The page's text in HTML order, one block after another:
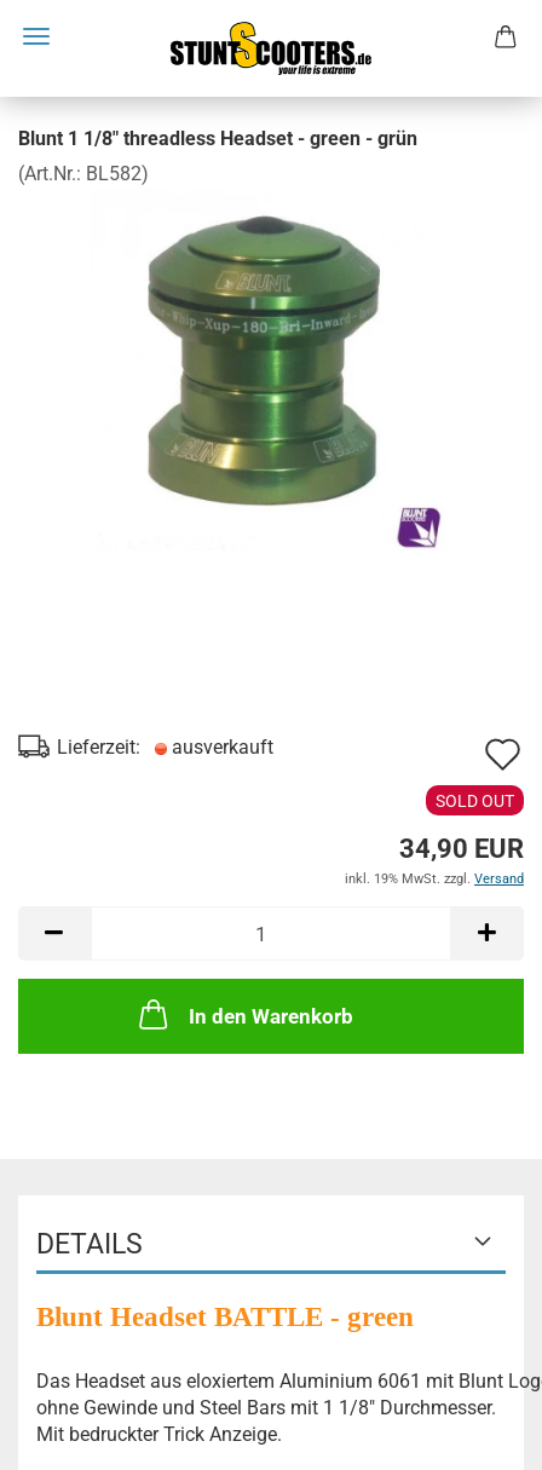
Blunt 1 1/8" threadless Headset - green - grün
(Art.Nr.: BL582)
Lieferzeit: ausverkauft
SOLD OUT
34,90 EUR
inkl. 19% MwSt. zzgl. Versand
In den Warenkorb
DETAILS
Blunt Headset BATTLE - green
Das Headset aus eloxiertem Aluminium 6061 mit Blunt
ohne Gewinde und Steel Bars mit 1 1/8" Durchmesser.
Mit bedruckter Trick Anzeige.